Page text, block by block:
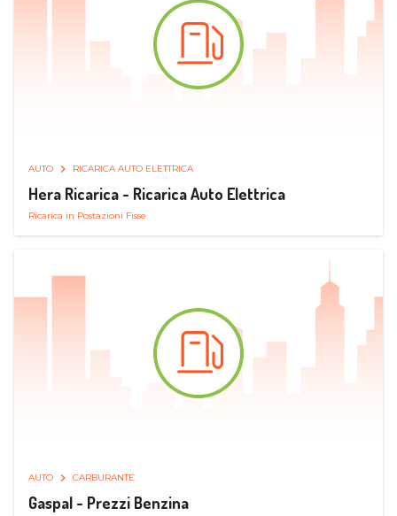
AUTO RICARICA AUTO ELETTRICA
Hera Ricarica - Ricarica Auto Elettrica
Ricarica in Postazioni Fisse
AUTO CARBURANTE
Gaspal - Prezzi Benzina